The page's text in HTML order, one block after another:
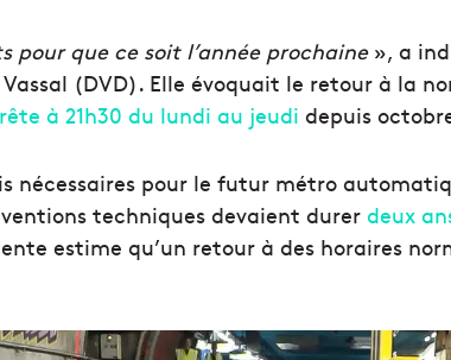
pour que ce soit l’année prochaine», a
(DVD). Elle évoquait le retour à la
à 21h30 du lundi au jeudi depuis
nécessaires pour le futur métro
techniques devaient durerdeux
estime qu’un retour à des horaires